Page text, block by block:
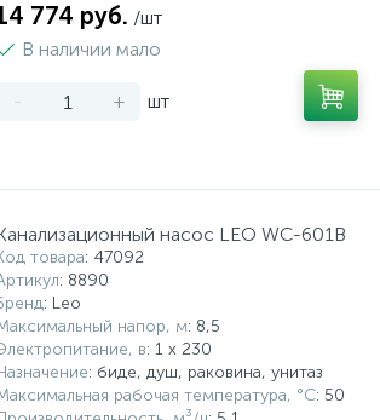
774 руб. /шт
В наличии мало
- + шт
насос LEO WC-601B
товара: 47092
: 8890
: Leo
напор, м: 8,5
в: 1 x 230
: биде, душ, раковина, унитаз
рабочая температура, °С: 50